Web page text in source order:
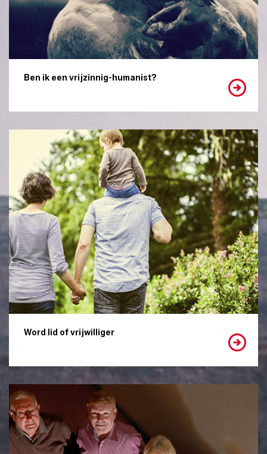
Ben ik een vrijzinnig-humanist?
Word lid of vrijwilliger